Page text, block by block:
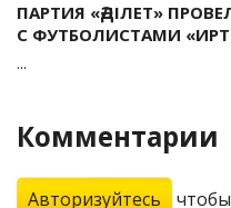
ПАРТИЯ «ӘДІЛЕТ»
С ФУТБОЛИСТАМИ
...
Комментарии
Авторизуйтесь